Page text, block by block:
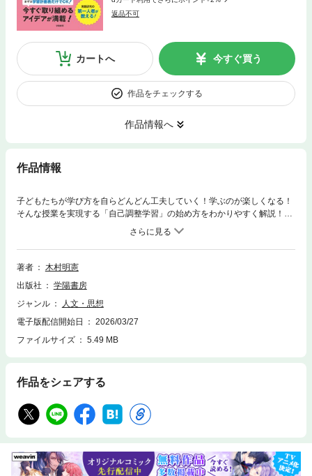
返品不可
カートへ 今すぐ買う
作品をチェックする
作品情報へ
作品情報
子どもたちが学び方を自らどんどん工夫していく！学ぶのが楽しくなる！
そんな授業を実現する「自己調整学習」の始め方をわかりやすく解説！
「自己調整学習を始めてみたいけれど何から取り組めばわからない」 「ど
んな準備をすればよいの？」「どんな学年でもできるの？」 「計画を立て
られない子がいたらどうするの？」 そんな疑問を、自己調整学習の現場実
践を研究してきた専門家である著者がズバッと答えます！ 理論はもちろ
も取り組みやすい、スモールステップでできる実践を多数紹介！
著者
木村明憲
出版社
学陽書房
ジャンル
人文・思想
電子版配信開始日
2026/03/27
ファイルサイズ
5.49 MB
作品をシェアする